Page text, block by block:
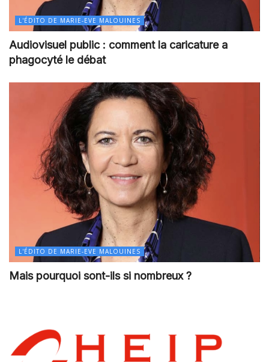
L'ÉDITO DE MARIE-EVE MALOUINES
Audiovisuel public : comment la caricature a
phagocyté le débat
L'ÉDITO DE MARIE-EVE MALOUINES
Mais pourquoi sont-ils si nombreux ?